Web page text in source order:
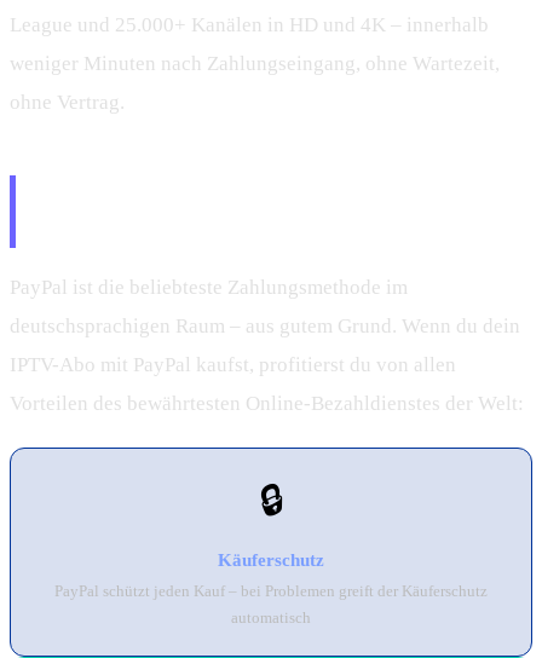
League und 25.000+ Kanälen in HD und 4K – innerhalb
weniger Minuten nach Zahlungseingang, ohne Wartezeit,
ohne Vertrag.
PayPal ist die beliebteste Zahlungsmethode im
deutschsprachigen Raum – aus gutem Grund. Wenn du dein
IPTV-Abo mit PayPal kaufst, profitierst du von allen
Vorteilen des bewährtesten Online-Bezahldienstes der Welt:
🔒
Käuferschutz
PayPal schützt jeden Kauf – bei Problemen greift der Käuferschutz
automatisch